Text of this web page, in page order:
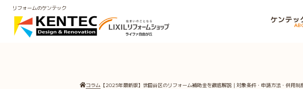
リフォームのケンテック
ケンテッ
コラム 【2025年最新版】世田谷区のリフォーム補助金を徹底解説｜対象条件・申請方法・併用制